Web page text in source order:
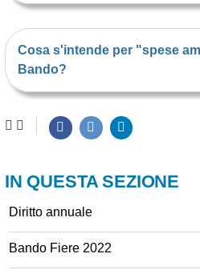
Cosa s'intende per "spese
Bando?
IN QUESTA SEZIONE
Diritto annuale
Bando Fiere 2022